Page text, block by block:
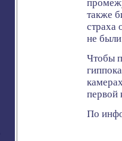
также
страха
не
Чтобы
первой
По